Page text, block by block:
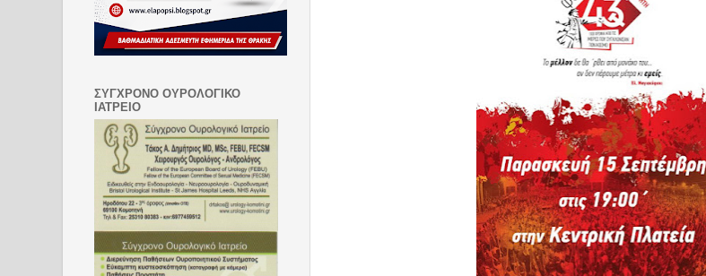
ΣΥΓΧΡΟΝΟ ΟΥΡΟΛΟΓΙΚΟ
ΙΑΤΡΕΙΟ